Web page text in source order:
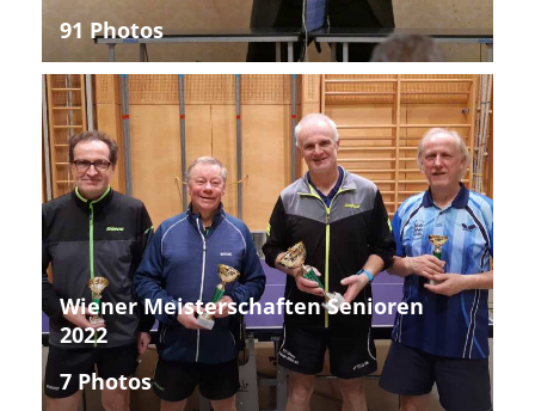
91 Photos
Wiener Meisterschaften Senioren
2022
7 Photos